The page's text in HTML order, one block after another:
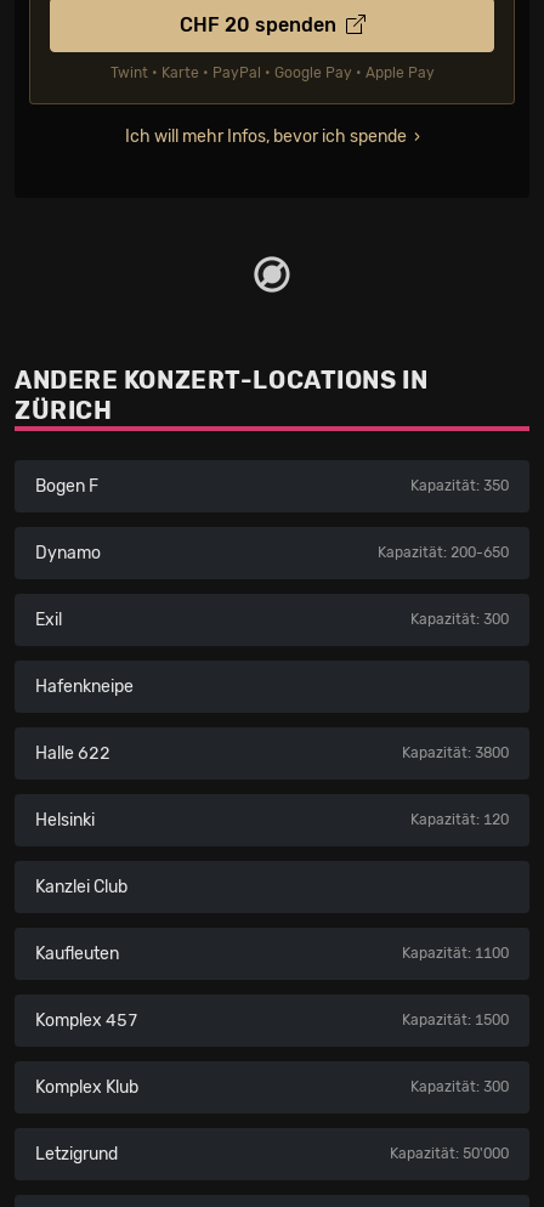
CHF 20 spenden
Twint • Karte • PayPal • Google Pay • Apple Pay
Ich will mehr Infos, bevor ich spende
ANDERE KONZERT-LOCATIONS IN
ZÜRICH
Bogen F Kapazität: 350
Dynamo Kapazität: 200-650
Exil Kapazität: 300
Hafenkneipe
Halle 622 Kapazität: 3800
Helsinki Kapazität: 120
Kanzlei Club
Kaufleuten Kapazität: 1100
Komplex 457 Kapazität: 1500
Komplex Klub Kapazität: 300
Letzigrund Kapazität: 50'000